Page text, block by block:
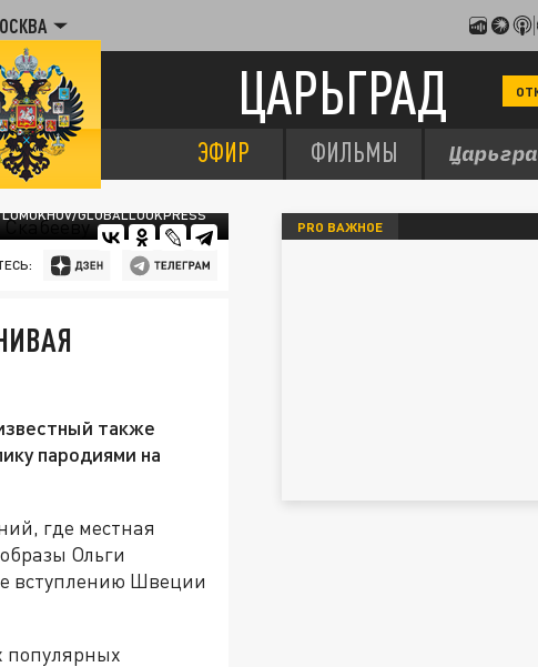
ЦАРЬГРАД
ЭФИР ФИЛЬМЫ
GLOBALLOOKPRESS
также
пародиями на
где местная
Ольги
вступлению Швеции
популярных
PRO ВАЖНОЕ